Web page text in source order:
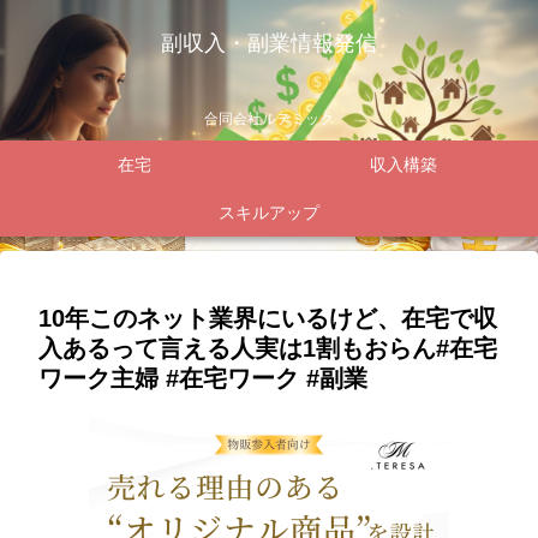
副収入・副業情報発信
合同会社ルテミック
在宅 収入構築
スキルアップ
10年このネット業界にいるけど、在宅で収
入あるって言える人実は1割もおらん#在宅
ワーク主婦 #在宅ワーク #副業